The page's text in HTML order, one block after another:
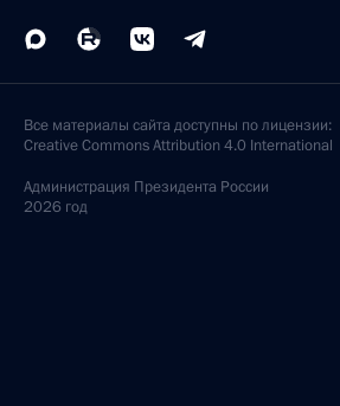
Все материалы сайта доступны по лицензии:
Creative Commons Attribution 4.0 International
Администрация Президента России
2026 год